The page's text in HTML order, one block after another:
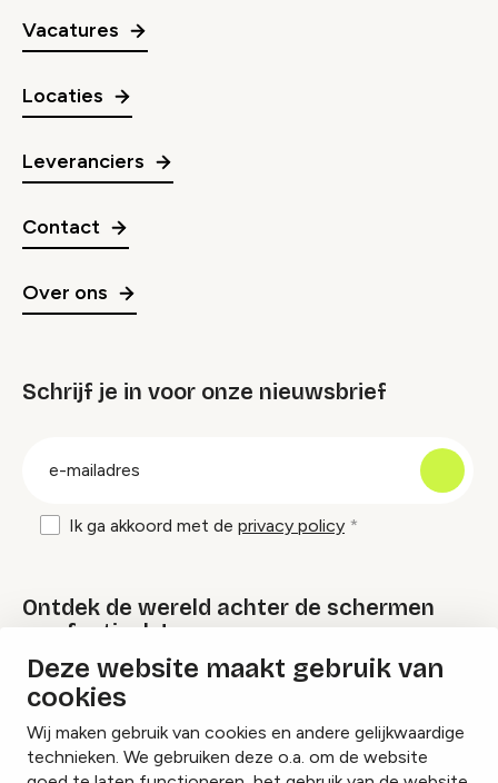
Deze website maakt gebruik van
cookies
Wij maken gebruik van cookies en andere gelijkwaardige
technieken. We gebruiken deze o.a. om de website
Vacatures
Locaties
Leveranciers
Contact
Over ons
Schrijf je in voor onze nieuwsbrief
Ik ga akkoord met de privacy policy
Ontdek de wereld achter de schermen
van festivals!
Lees onze Festival Specials